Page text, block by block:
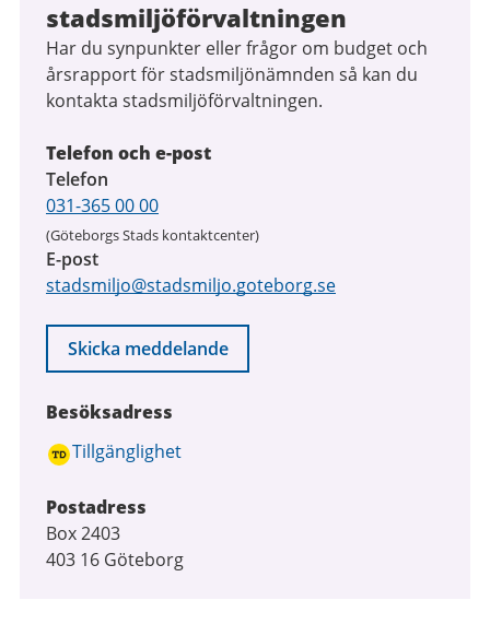
stadsmiljöförvaltningen
Har du synpunkter eller frågor om budget och
årsrapport för stadsmiljönämnden så kan du
kontakta stadsmiljöförvaltningen.
Telefon och e-post
Telefon
031-365 00 00
(Göteborgs Stads kontaktcenter)
E-post
stadsmiljo@stadsmiljo.goteborg.se
Skicka meddelande
Besöksadress
Tillgänglighet
Postadress
Box 2403
403 16 Göteborg